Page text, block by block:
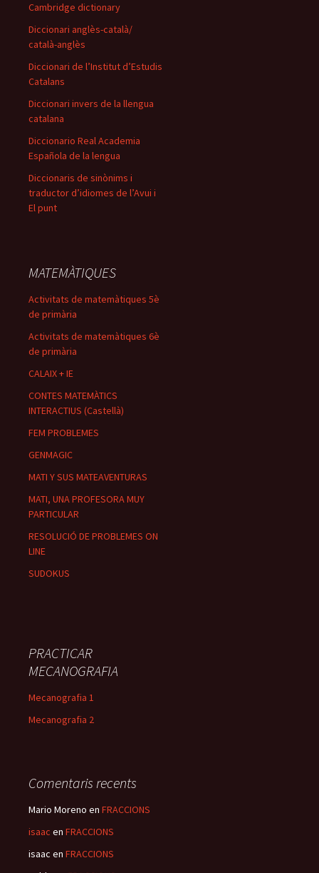
Cambridge dictionary
Diccionari anglès-català/
català-anglès
Diccionari de l’Institut d’Estudis
Catalans
Diccionari invers de la llengua
catalana
Diccionario Real Academia
Española de la lengua
Diccionaris de sinònims i
traductor d’idiomes de l’Avui i
El punt
MATEMÀTIQUES
Activitats de matemàtiques 5è
de primària
Activitats de matemàtiques 6è
de primària
CALAIX + IE
CONTES MATEMÀTICS
INTERACTIUS (Castellà)
FEM PROBLEMES
GENMAGIC
MATI Y SUS MATEAVENTURAS
MATI, UNA PROFESORA MUY
PARTICULAR
RESOLUCIÓ DE PROBLEMES ON
LINE
SUDOKUS
PRACTICAR
MECANOGRAFIA
Mecanografia 1
Mecanografia 2
Comentaris recents
Mario Moreno en FRACCIONS
isaac en FRACCIONS
isaac en FRACCIONS